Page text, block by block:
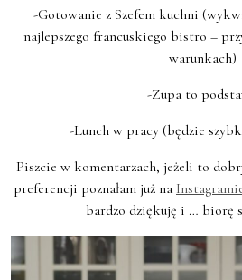
-Gotowanie z Szefem kuchni
najlepszego francuskiego bistro –
warunkach)
-Zupa to
-Lunch w pracy (będzie
Piszcie w komentarzach, jeżeli to
preferencji poznałam już na
bardzo dziękuję i … biorę